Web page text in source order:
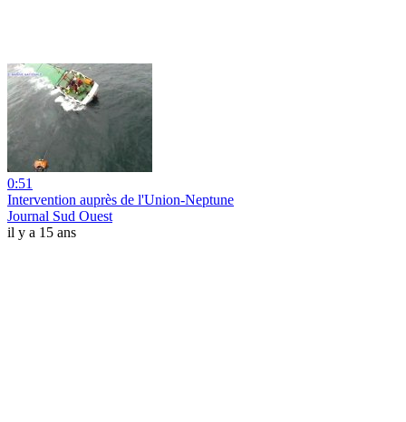
0:51
Intervention auprès de l'Union-Neptune
Journal Sud Ouest
il y a 15 ans